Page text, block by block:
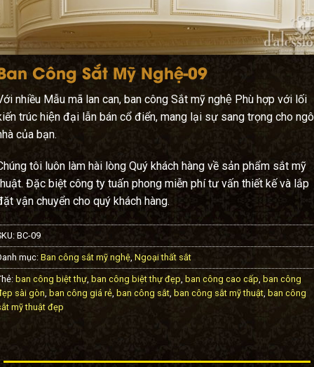
Công Sắt Mỹ Nghệ-09
nhiều Mẫu mã lan can, ban công Sắt mỹ nghệ Phù hợp với lối
trúc hiện đại lẫn bán cổ điển, mang lại sự sang trọng cho
của bạn.
tôi luôn làm hài lòng Quý khách hàng về sản phẩm sắt mỹ
Đặc biệt công ty tuấn phong miễn phí tư vấn thiết kế và lắp
vận chuyển cho quý khách hàng.
BC-09
mục: Ban công sắt mỹ nghệ, Ngoại thất sắt
ban công biệt thự, ban công biệt thự đẹp, ban công cao cấp, ban công
sài gòn, ban công giá rẻ, ban công sắt, ban công sắt mỹ thuật, ban công
mỹ thuật đẹp